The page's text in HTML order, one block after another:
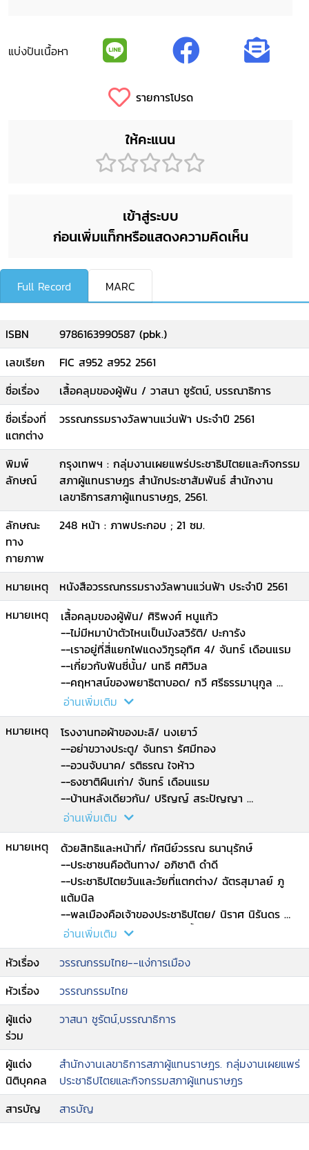
แบ่งปันเนื้อหา
รายการโปรด
ให้คะแนน
เข้าสู่ระบบ
ก่อนเพิ่มแท็กหรือแสดงความคิดเห็น
Full Record MARC
ISBN
9786163990587 (pbk.)
เลขเรียก
FIC ส952 ส952 2561
ชื่อเรื่อง
เสื้อคลุมของผู้พัน / วาสนา ชูรัตน์, บรรณาธิการ
ชื่อเรื่องที่
แตกต่าง
วรรณกรรมรางวัลพานแว่นฟ้า ประจำปี 2561
พิมพ์
ลักษณ์
กรุงเทพฯ : กลุ่มงานเผยแพร่ประชาธิปไตยและกิจกรรม
สภาผู้แทนราษฎร สำนักประชาสัมพันธ์ สำนักงาน
เลขาธิการสภาผู้แทนราษฎร, 2561.
ลักษณะ
ทาง
กายภาพ
248 หน้า : ภาพประกอบ ; 21 ซม.
หมายเหตุ
หนังสือวรรณกรรมรางวัลพานแว่นฟ้า ประจำปี 2561
หมายเหตุ
เสื้อคลุมของผู้พัน/ ศิริพงศ์ หนูแก้ว
--ไม่มีหมาป่าตัวไหนเป็นมังสวิรัติ/ ปะการัง
--เราอยู่ที่สี่แยกไฟแดงวิฑูรอุทิศ 4/ จันทร์ เดือนแรม
--เกี่ยวกับฟันซี่นั้น/ นทธี ศศิวิมล
--คฤหาสน์ของพยาธิตาบอด/ กวี ศรีธรรมานุกูล
--จำรัสรอรัก/ นฤพนธ์ สุดสวาท
--ชายชรากับปลาในลำธาร/ ชิด ชยากร
--ชิ้นส่วนของความขัดแย้ง/ ธารา ศรีอนุรักษ์
--ดาวส่องเมือง/ รมณ กมลนาวิน
--ยินดีต้อนรับสู่ประภาคาร/ เจษฎา กลิ่นยอ.
อ่านเพิ่มเติม
หมายเหตุ
โรงงานทอผ้าของมะลิ/ นงเยาว์
--อย่าขวางประตู/ จันทรา รัศมีทอง
--อวนจับนาค/ รติธรณ ใจห้าว
--ธงชาติผืนเก่า/ จันทร์ เดือนแรม
--บ้านหลังเดียวกัน/ ปริญญ์ สระปัญญา
--ปลายทางของเส้นขนาน/ ระวี ตระการจันทร์
--ก้าวที่กล้าเพื่อประชาธิปไตย/ นนทพัทธ์ หิรัญเรือง
--กิงก่องแก้ว : ร้อยเกี่ยวเหนี่ยวฝันด้วยมือของฉันและ
มือของเธอ/ สุธีร์ พุ่มกุมาร
--ความแตกต่างที่ลงตัว/ เก้ากานท์
--ชัยชนะที่แท้จริง.
อ่านเพิ่มเติม
หมายเหตุ
ด้วยสิทธิและหน้าที่/ ทัศนีย์วรรณ ธนานุรักษ์
--ประชาชนคือต้นทาง/ อภิชาติ ดำดี
--ประชาธิปไตยวันและวัยที่แตกต่าง/ ฉัตรสุมาลย์ ภู
แต้มนิล
--พลเมืองคือเจ้าของประชาธิปไตย/ นิราศ นิรันดร
--แล้วเธอล่ะ...เป็นใครในเมืองนี้/ ปาลิตา ผลประดับเพ็
ชร์
--เสียงจากกระบอกไม้ไผ่/ สิริวดี.
อ่านเพิ่มเติม
หัวเรื่อง
วรรณกรรมไทย--แง่การเมือง
หัวเรื่อง
วรรณกรรมไทย
ผู้แต่ง
ร่วม
วาสนา ชูรัตน์,บรรณาธิการ
ผู้แต่ง
นิติบุคคล
สำนักงานเลขาธิการสภาผู้แทนราษฎร. กลุ่มงานเผยแพร่
ประชาธิปไตยและกิจกรรมสภาผู้แทนราษฎร
สารบัญ
สารบัญ